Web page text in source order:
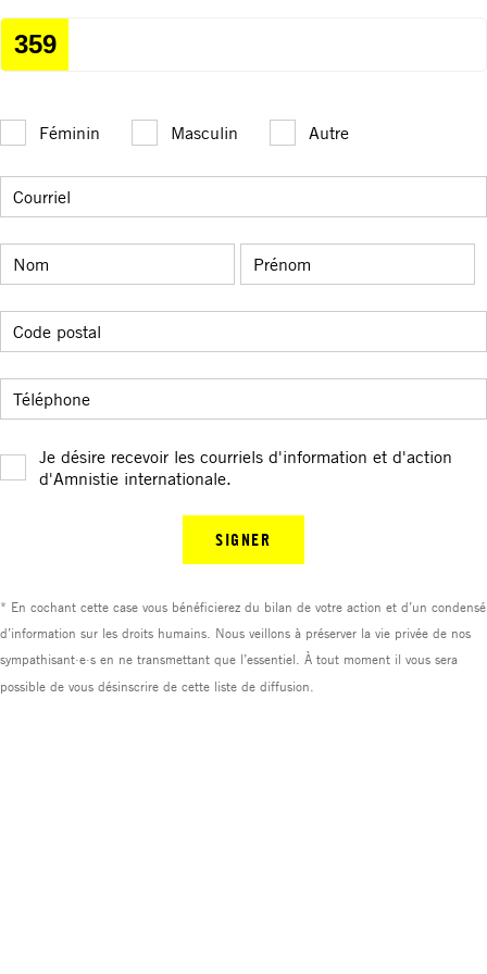
359
Féminin Masculin Autre
Courriel
Nom Prénom
Code postal
Téléphone
Je désire recevoir les courriels d'information et d'action
d'Amnistie internationale.
SIGNER
* En cochant cette case vous bénéficierez du bilan de votre action et d’un condensé
d’information sur les droits humains. Nous veillons à préserver la vie privée de nos
sympathisant·e·s en ne transmettant que l’essentiel. À tout moment il vous sera
possible de vous désinscrire de cette liste de diffusion.